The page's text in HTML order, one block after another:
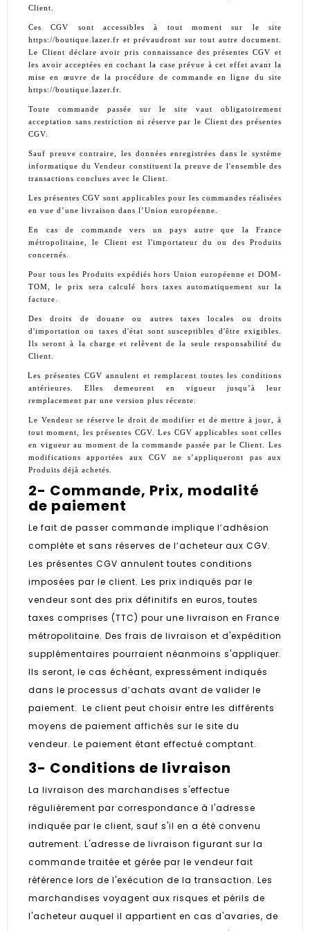
Client.
Ces CGV sont accessibles à tout moment sur le site
https://boutique.lazer.fr et prévaudront sur tout autre document.
Le Client déclare avoir pris connaissance des présentes CGV et
les avoir acceptées en cochant la case prévue à cet effet avant la
mise en œuvre de la procédure de commande en ligne du site
https://boutique.lazer.fr
Toute commande passée sur le site vaut obligatoirement
acceptation sans restriction ni réserve par le Client des présentes
CGV.
Sauf preuve contraire, les données enregistrées dans le système
informatique du Vendeur constituent la preuve de l'ensemble des
transactions conclues avec le Client.
Les présentes CGV sont applicables pour les commandes réalisées
en vue d’une livraison dans l’Union européenne.
En cas de commande vers un pays autre que la France
métropolitaine, le Client est l'importateur du ou des Produits
concernés.
Pour tous les Produits expédiés hors Union européenne et DOM-
TOM, le prix sera calculé hors taxes automatiquement sur la
facture.
Des droits de douane ou autres taxes locales ou droits
d'importation ou taxes d'état sont susceptibles d'être exigibles.
Ils seront à la charge et relèvent de la seule responsabilité du
Client.
Les présentes CGV annulent et remplacent toutes les conditions
antérieures.
Elles demeurent en vigueur jusqu’à leur
remplacement par une version plus récente.
Le Vendeur se réserve le droit de modifier et de mettre à jour, à
tout moment, les présentes CGV. Les CGV applicables sont celles
en vigueur au moment de la commande passée par le Client. Les
modifications apportées aux CGV ne s’appliqueront pas aux
Produits déjà achetés.
2- Commande, Prix, modalité
de paiement
Le fait de passer commande implique l’adhésion
complète et sans réserves de l’acheteur aux CGV.
Les présentes CGV annulent toutes conditions
imposées par le client. Les prix indiqués par le
vendeur sont des prix définitifs en euros, toutes
taxes comprises (TTC) pour une livraison en France
métropolitaine. Des frais de livraison et d'expédition
supplémentaires pourraient néanmoins s'appliquer.
Ils seront, le cas échéant, expressément indiqués
dans le processus d’achats avant de valider le
paiement. Le client peut choisir entre les différents
moyens de paiement affichés sur le site du
vendeur. Le paiement étant effectué comptant.
3- Conditions de livraison
La livraison des marchandises s'effectue
régulièrement par correspondance à l'adresse
indiquée par le client, sauf s'il en a été convenu
autrement. L'adresse de livraison figurant sur la
commande traitée et gérée par le vendeur fait
référence lors de l'exécution de la transaction. Les
marchandises voyagent aux risques et périls de
l'acheteur auquel il appartient en cas d'avaries, de